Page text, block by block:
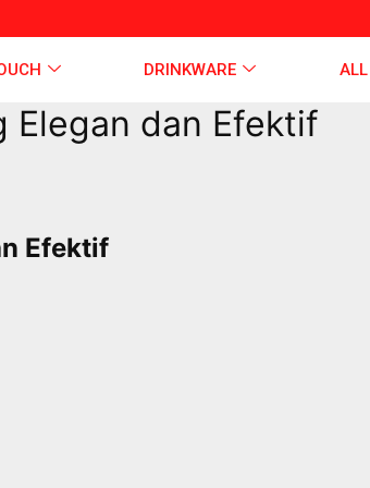
DRINKWARE
Elegan dan Efektif
Efektif